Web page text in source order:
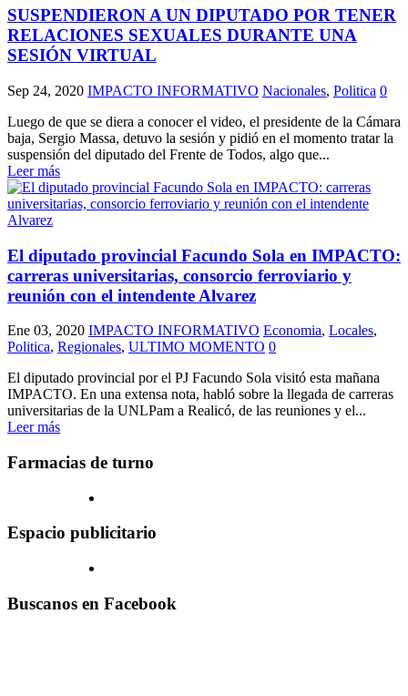
SUSPENDIERON A UN DIPUTADO POR TENER
RELACIONES SEXUALES DURANTE UNA
SESIÓN VIRTUAL
Sep 24, 2020 IMPACTO INFORMATIVO Nacionales, Politica 0
Luego de que se diera a conocer el video, el presidente de la Cámara
baja, Sergio Massa, detuvo la sesión y pidió en el momento tratar la
suspensión del diputado del Frente de Todos, algo que...
Leer más
El diputado provincial Facundo Sola en IMPACTO:
carreras universitarias, consorcio ferroviario y
reunión con el intendente Alvarez
Ene 03, 2020 IMPACTO INFORMATIVO Economia, Locales,
Politica, Regionales, ULTIMO MOMENTO 0
El diputado provincial por el PJ Facundo Sola visitó esta mañana
IMPACTO. En una extensa nota, habló sobre la llegada de carreras
universitarias de la UNLPam a Realicó, de las reuniones y el...
Leer más
Farmacias de turno
Espacio publicitario
Buscanos en Facebook